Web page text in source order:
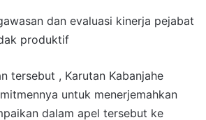
dan evaluasi kinerja pejabat
produktif
tersebut , Karutan Kabanjahe
untuk menerjemahkan
dalam apel tersebut ke